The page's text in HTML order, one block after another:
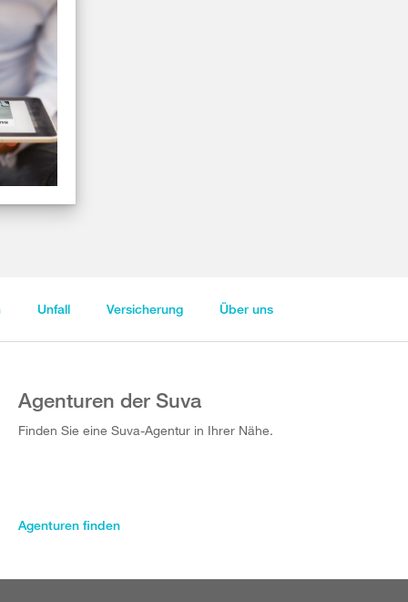
Unfall Versicherung Über uns
Agenturen der Suva
Finden Sie eine Suva-Agentur in Ihrer Nähe.
Agenturen finden